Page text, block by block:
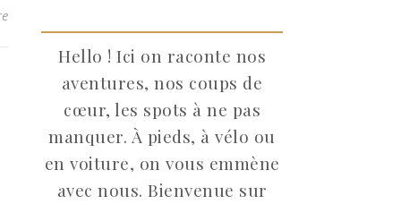
Hello ! Ici on raconte nos
aventures, nos coups de
cœur, les spots à ne pas
manquer. À pieds, à vélo ou
en voiture, on vous emmène
avec nous. Bienvenue sur